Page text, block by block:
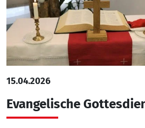
15.04.2026
Evangelische